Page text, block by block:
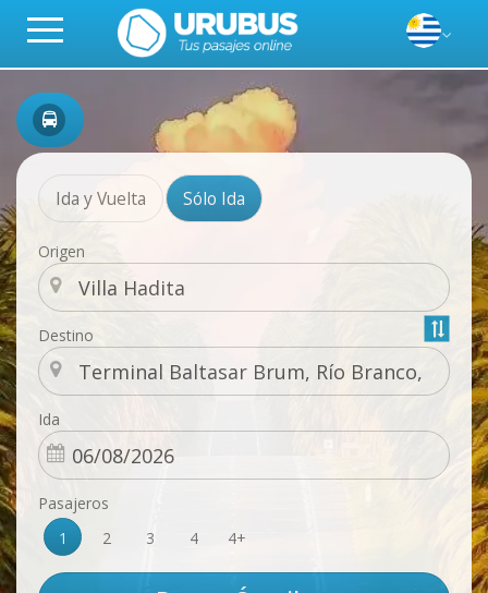
Ida y Vuelta Sólo Ida
Origen
Destino
Ida
Pasajeros
1
2 3 4 4+